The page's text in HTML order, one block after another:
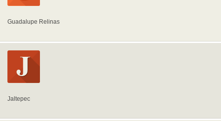
Guadalupe Relinas
Jaltepec